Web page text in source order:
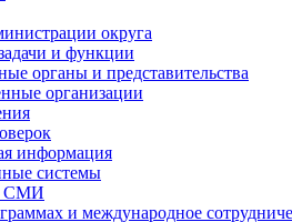
округа
и функции
органы и представительства
организации
информация
системы
СМИ
и международное